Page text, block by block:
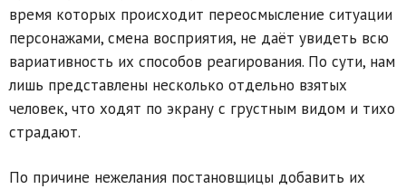
время которых происходит переосмысление ситуации
персонажами, смена восприятия, не даёт увидеть всю
вариативность их способов реагирования. По сути, нам
лишь представлены несколько отдельно взятых
человек, что ходят по экрану с грустным видом и тихо
страдают.
По причине нежелания постановщицы добавить их